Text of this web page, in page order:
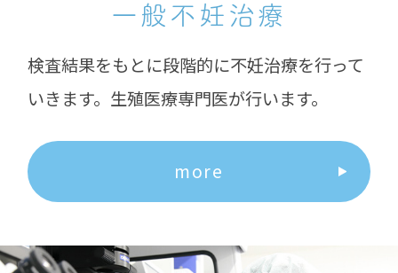
一般不妊治療
検査結果をもとに段階的に不妊治療を行って
いきます。生殖医療専門医が行います。
more